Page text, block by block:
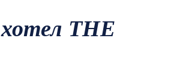
THE